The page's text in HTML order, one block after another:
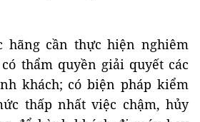
hãng cần thực hiện nghiêm
thẩm quyền giải quyết các
khách; có biện pháp kiểm
thấp nhất việc chậm, hủy